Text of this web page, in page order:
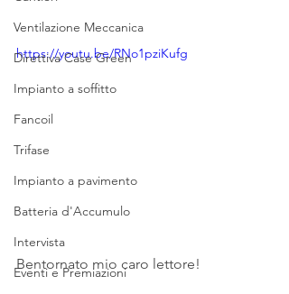
Ventilazione Meccanica
Direttiva Case Green
Impianto a soffitto
Fancoil
Trifase
Impianto a pavimento
Batteria d'Accumulo
Intervista
Eventi e Premiazioni
https://youtu.be/RNo1pziKufg
Bentornato mio caro lettore!